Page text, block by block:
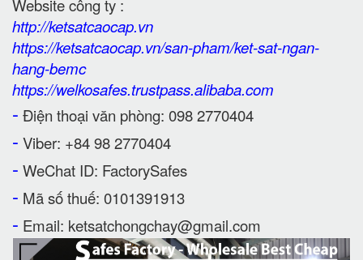
Website công ty :
http://ketsatcaocap.vn
https://ketsatcaocap.vn/san-pham/ket-sat-ngan-
hang-bemc
https://welkosafes.trustpass.alibaba.com
- Điện thoại văn phòng: 098 2770404
- Viber: +84 98 2770404
- WeChat ID: FactorySafes
- Mã số thuế: 0101391913
- Email: ketsatchongchay@gmail.com